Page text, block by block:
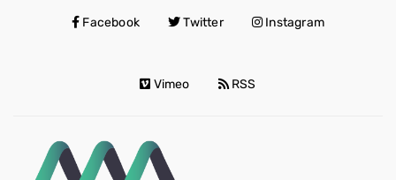
Facebook Twitter Instagram
Vimeo RSS